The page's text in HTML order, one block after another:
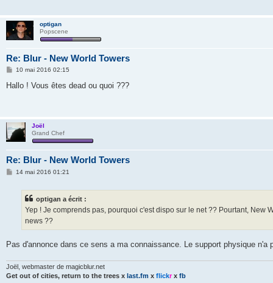
optigan
Popscene
Re: Blur - New World Towers
M
s
10 mai 2016 02:15
Hallo ! Vous êtes dead ou quoi ???
Joël
Grand Chef
Re: Blur - New World Towers
M14 mai 2016 01:21
optigan a écrit :
Yep ! Je comprends pas, pourquoi c'est dispo sur le net ?? Pourtant,
news ??
Pas d'annonce dans ce sens a ma connaissance. Le support physique
Joël, webmaster de magicblur.net
Get out of cities, return to the trees x last.fm x flickrx fb